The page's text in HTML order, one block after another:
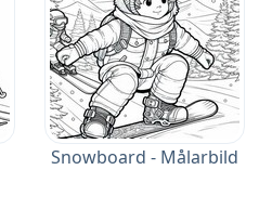
Snowboard - Målarbild